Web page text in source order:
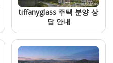
tiffanyglass 주택 분양 상
담 안내